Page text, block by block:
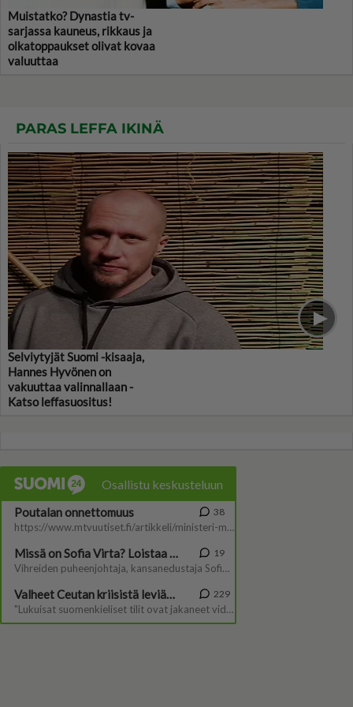
Muistatko? Dynastia tv-
sarjassa kauneus, rikkaus ja
olkatoppaukset olivat kovaa
valuuttaa
PARAS LEFFA IKINÄ
Selviytyjät Suomi -kisaaja,
Hannes Hyvönen on
vakuuttaa valinnallaan -
Katso leffasuositus!